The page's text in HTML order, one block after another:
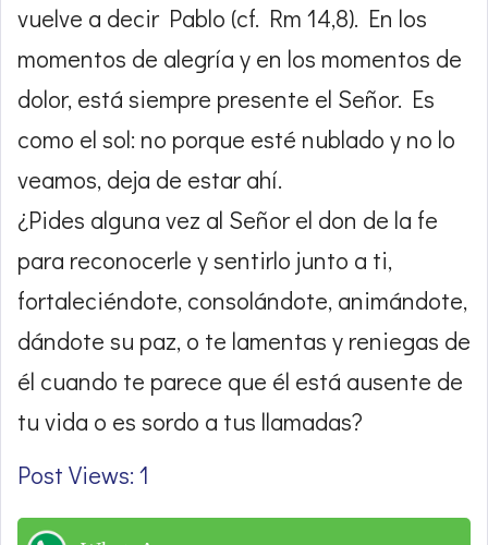
vuelve a decir Pablo (cf. Rm 14,8). En los
momentos de alegría y en los momentos de
dolor, está siempre presente el Señor. Es
como el sol: no porque esté nublado y no lo
veamos, deja de estar ahí.
¿Pides alguna vez al Señor el don de la fe
para reconocerle y sentirlo junto a ti,
fortaleciéndote, consolándote, animándote,
dándote su paz, o te lamentas y reniegas de
él cuando te parece que él está ausente de
tu vida o es sordo a tus llamadas?
Post Views: 1